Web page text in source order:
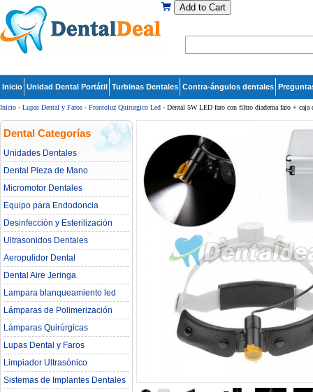
Add to Cart
Inicio Unidad Dental Portátil Turbinas Dentales Contra-ángulos dentales
Inicio - Lupas Dental y Faros - Frontoluz Quirurgico Led - Dental 5W LED faro con filtro diadema faro + caja
Dental Categorías
Unidades Dentales
Dental Pieza de Mano
Micromotor Dentales
Equipo para Endodoncia
Desinfección y Esterilización
Ultrasonidos Dentales
Aeropulidor Dental
Dental Aire Jeringa
Lampara blanqueamiento led
dental
Lámparas de Polimerización
Lámparas Quirúrgicas
Lupas Dental y Faros
Limpiador Ultrasónico
Sistemas de Implantes Dentales